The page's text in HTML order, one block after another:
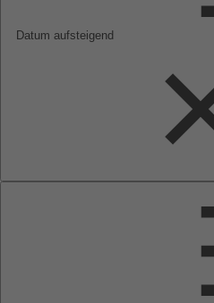
Datum aufsteigend